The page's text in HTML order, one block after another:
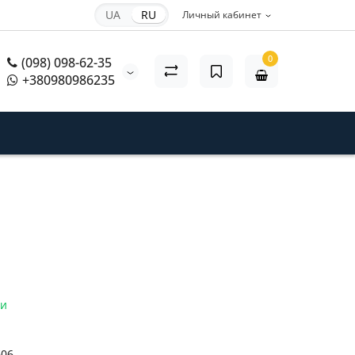
Личный кабинет
UA RU
(098) 098-62-35
+380980986235
0